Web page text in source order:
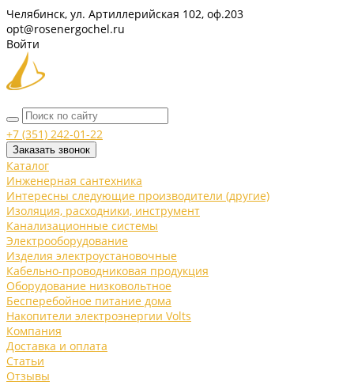
Челябинск, ул. Артиллерийская 102, оф.203
opt@rosenergochel.ru
Войти
+7 (351) 242-01-22
Заказать звонок
Каталог
Инженерная сантехника
Интересны следующие производители (другие)
Изоляция, расходники, инструмент
Канализационные системы
Электрооборудование
Изделия электроустановочные
Кабельно-проводниковая продукция
Оборудование низковольтное
Бесперебойное питание дома
Накопители электроэнергии Volts
Компания
Доставка и оплата
Статьи
Отзывы